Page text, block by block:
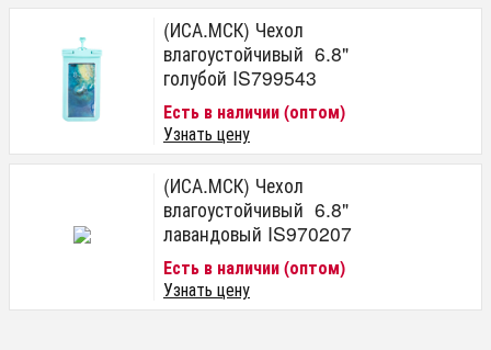
(ИСА.МСК) Чехол
влагоустойчивый 6.8"
голубой IS799543
Есть в наличии (оптом)
Узнать цену
(ИСА.МСК) Чехол
влагоустойчивый 6.8"
лавандовый IS970207
Есть в наличии (оптом)
Узнать цену